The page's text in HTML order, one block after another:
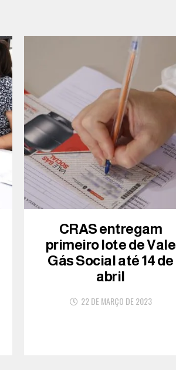
CRAS entregam
primeiro lote de Vale
Gás Social até 14 de
abril
22 DE MARÇO DE 2023